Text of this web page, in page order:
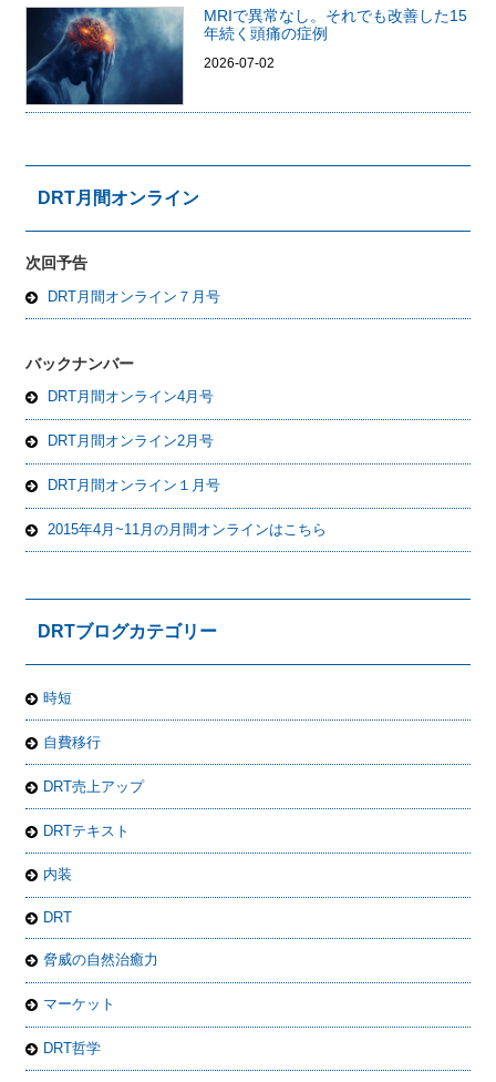
MRIで異常なし。それでも改善した15
年続く頭痛の症例
2026-07-02
DRT月間オンライン
次回予告
DRT月間オンライン７月号
バックナンバー
DRT月間オンライン4月号
DRT月間オンライン2月号
DRT月間オンライン１月号
2015年4月~11月の月間オンラインはこちら
DRTブログカテゴリー
時短
自費移行
DRT売上アップ
DRTテキスト
内装
DRT
脅威の自然治癒力
マーケット
DRT哲学